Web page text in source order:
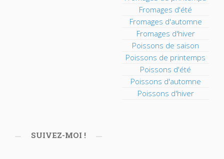
Fromages d'été
Fromages d'automne
Fromages d'hiver
Poissons de saison
Poissons de printemps
Poissons d'été
Poissons d'automne
Poissons d'hiver
SUIVEZ-MOI !